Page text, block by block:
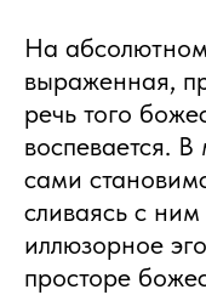
На
выраженная,
речь того
воспевается.
сами
сливаясь с
иллюзорное
просторе